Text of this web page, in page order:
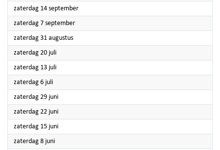
zaterdag 14 september2024
zaterdag 7 september2024
zaterdag 31 augustus2024
zaterdag 20 juli2024
zaterdag 13 juli2024
zaterdag 6 juli2024
zaterdag 29 juni2024
zaterdag 22 juni2024
zaterdag 15 juni2024
zaterdag 8 juni2024